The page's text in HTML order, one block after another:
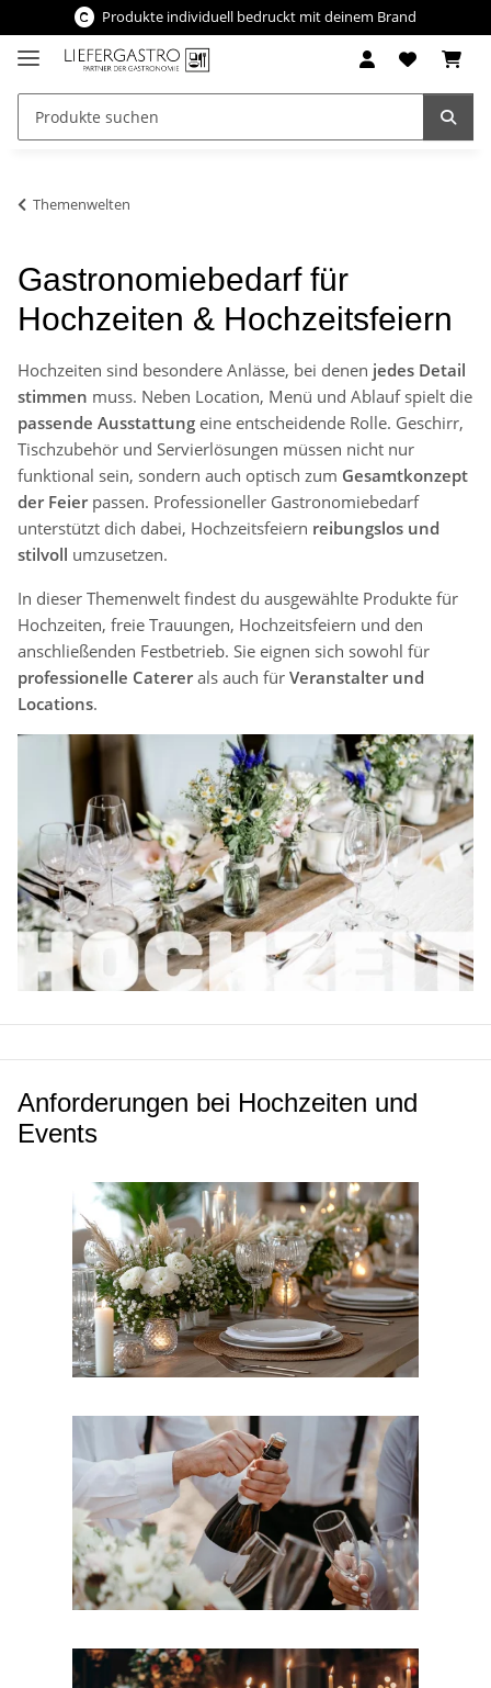
Produkte individuell bedruckt mit deinem Brand
Themenwelten
Gastronomiebedarf für
Hochzeiten & Hochzeitsfeiern
Hochzeiten sind besondere Anlässe, bei denen jedes Detail
stimmen muss. Neben Location, Menü und Ablauf spielt die
passende Ausstattung eine entscheidende Rolle. Geschirr,
Tischzubehör und Servierlösungen müssen nicht nur
funktional sein, sondern auch optisch zum Gesamtkonzept
der Feierpassen. Professioneller Gastronomiebedarf
unterstützt dich dabei, Hochzeitsfeiern reibungslos und
stilvoll umzusetzen.
In dieser Themenwelt findest du ausgewählte Produkte für
Hochzeiten, freie Trauungen, Hochzeitsfeiern und den
anschließenden Festbetrieb. Sie eignen sich sowohl für
professionelle Catererals auch für Veranstalter und
Locations.
Anforderungen bei Hochzeiten und
Events